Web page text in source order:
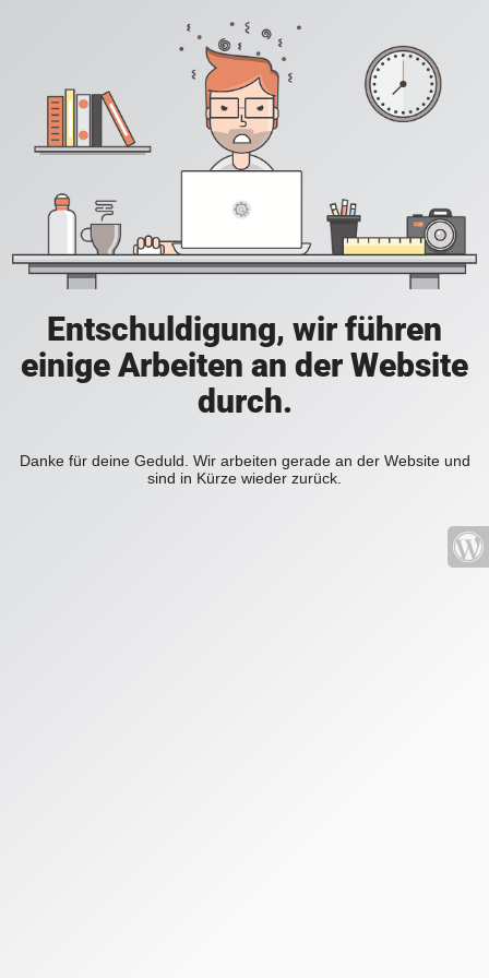
Entschuldigung, wir führen
einige Arbeiten an der Website
durch.
Danke für deine Geduld. Wir arbeiten gerade an der Website und
sind in Kürze wieder zurück.